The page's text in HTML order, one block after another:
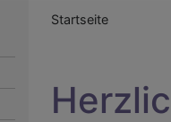
Startseite